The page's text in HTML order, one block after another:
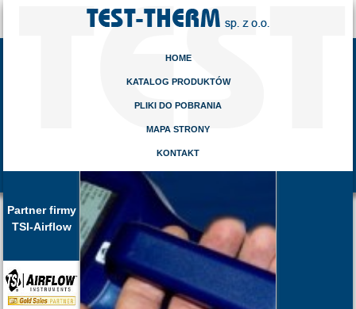
HOME
KATALOG PRODUKTÓW
PLIKI DO POBRANIA
MAPA STRONY
KONTAKT
Partner firmy
TSI-Airflow